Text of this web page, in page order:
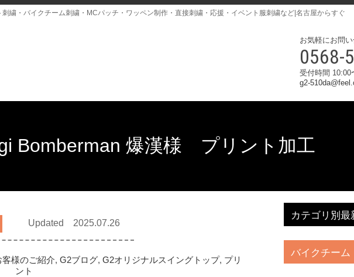
繍・バイクチーム刺繍・MCパッチ・ワッペン制作・直接刺繍・応援・イベント服刺繍など|名古屋からすぐ
お気軽にお問
0568-
受付時間
g2-
Bomberman 爆漢様 プリント加工
Updated 2025.07.26
客様のご紹介, G2ブログ, G2オリジナルスイングトップ, プリ
ント
カテゴリ別最
バイクチーム